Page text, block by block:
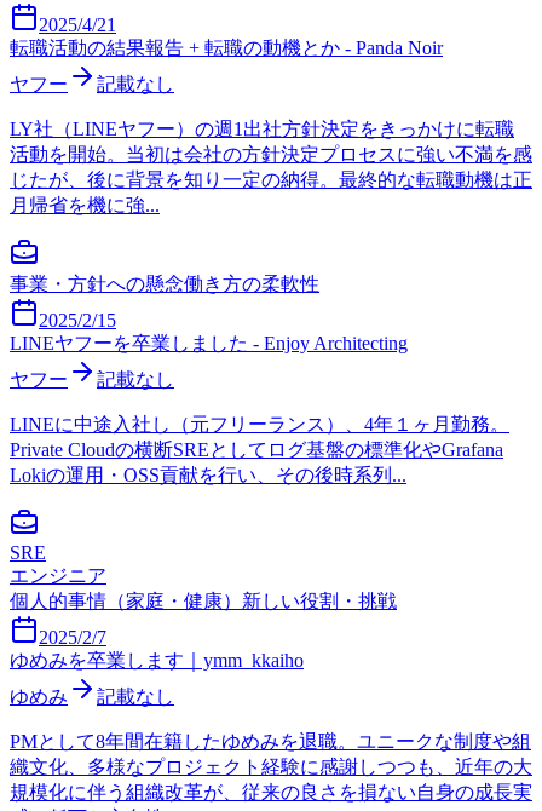
2025/4/21
転職活動の結果報告 + 転職の動機とか - Panda Noir
ヤフー
記載なし
LY社（LINEヤフー）の週1出社方針決定をきっかけに転職
活動を開始。当初は会社の方針決定プロセスに強い不満を感
じたが、後に背景を知り一定の納得。最終的な転職動機は正
月帰省を機に強...
事業・方針への懸念働き方の柔軟性
2025/2/15
LINEヤフーを卒業しました - Enjoy Architecting
ヤフー
記載なし
LINEに中途入社し（元フリーランス）、4年１ヶ月勤務。
Private Cloudの横断SREとしてログ基盤の標準化やGrafana
Lokiの運用・OSS貢献を行い、その後時系列...
SRE
エンジニア
個人的事情（家庭・健康） 新しい役割・挑戦
2025/2/7
ゆめみを卒業します｜ymm_kkaiho
ゆめみ
記載なし
PMとして8年間在籍したゆめみを退職。ユニークな制度や組
織文化、多様なプロジェクト経験に感謝しつつも、近年の大
規模化に伴う組織改革が、従来の良さを損ない自身の成長実